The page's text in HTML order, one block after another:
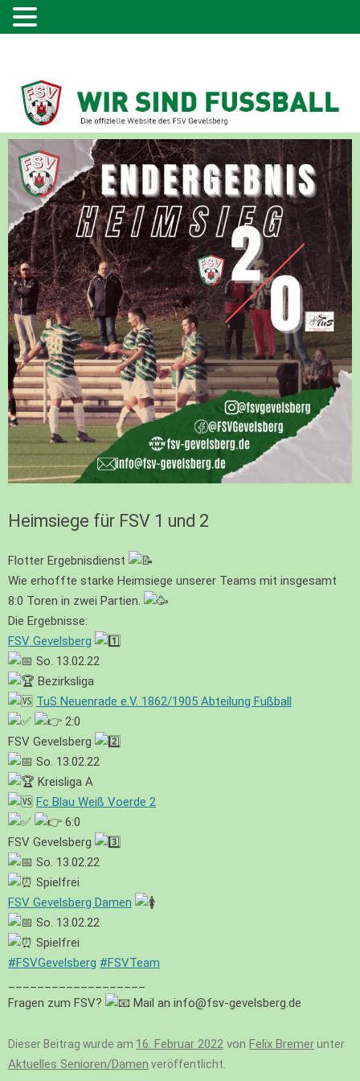
Heimsiege für FSV 1 und 2
Flotter Ergebnisdienst
Wie erhoffte starke Heimsiege unserer Teams mit insgesamt
8:0 Toren in zwei Partien.
Die Ergebnisse:
FSV Gevelsberg
So. 13.02.22
Bezirksliga
TuS Neuenrade e.V. 1862/1905 Abteilung Fußball
2:0
FSV Gevelsberg
So. 13.02.22
Kreisliga A
Fc Blau Weiß Voerde 2
6:0
FSV Gevelsberg
So. 13.02.22
Spielfrei
FSV Gevelsberg Damen
So. 13.02.22
Spielfrei
#FSVGevelsberg #FSVTeam
Fragen zum FSV?
Mail an info@fsv-gevelsberg.de
Dieser Beitrag wurde am 16. Februar 2022 von Felix Bremerunter
Aktuelles Senioren/Damen veröffentlicht.